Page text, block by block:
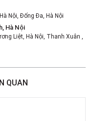
Nội, Đống Đa, Hà Nội
Hà Nội
Liệt, Hà Nội, Thanh Xuân ,
Lộc, TPHCM, Quận 3, Hồ Chí
QUAN